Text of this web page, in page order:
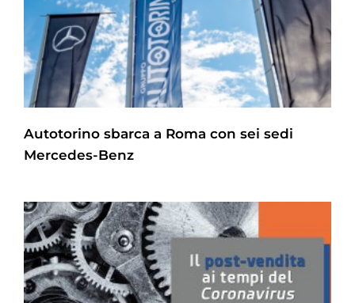
Autotorino sbarca a Roma con sei sedi
Mercedes-Benz